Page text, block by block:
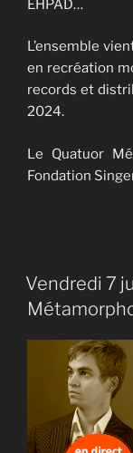
EHPAD…
L’ensemble
en recréation
records et
2024.
Le Quatuor
Fondation
Vendredi 7